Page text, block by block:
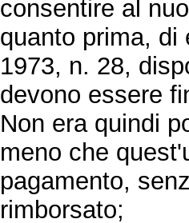
consentire al
quanto prima, di
1973, n. 28,
devono essere
Non era quindi
meno che
pagamento,
rimborsato;